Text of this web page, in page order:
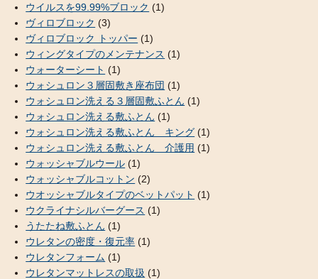
ウイルスを99.99%ブロック (1)
ヴィロブロック (3)
ヴィロブロック トッパー (1)
ウィングタイプのメンテナンス (1)
ウォーターシート (1)
ウォシュロン３層固敷き座布団 (1)
ウォシュロン洗える３層固敷ふとん (1)
ウォシュロン洗える敷ふとん (1)
ウォシュロン洗える敷ふとん キング (1)
ウォシュロン洗える敷ふとん 介護用 (1)
ウォッシャブルウール (1)
ウォッシャブルコットン (2)
ウオッシャブルタイプのベットパット (1)
ウクライナシルバーグース (1)
うたたね敷ふとん (1)
ウレタンの密度・復元率 (1)
ウレタンフォーム (1)
ウレタンマットレスの取扱 (1)